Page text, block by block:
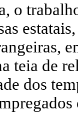
o
teia de
dos